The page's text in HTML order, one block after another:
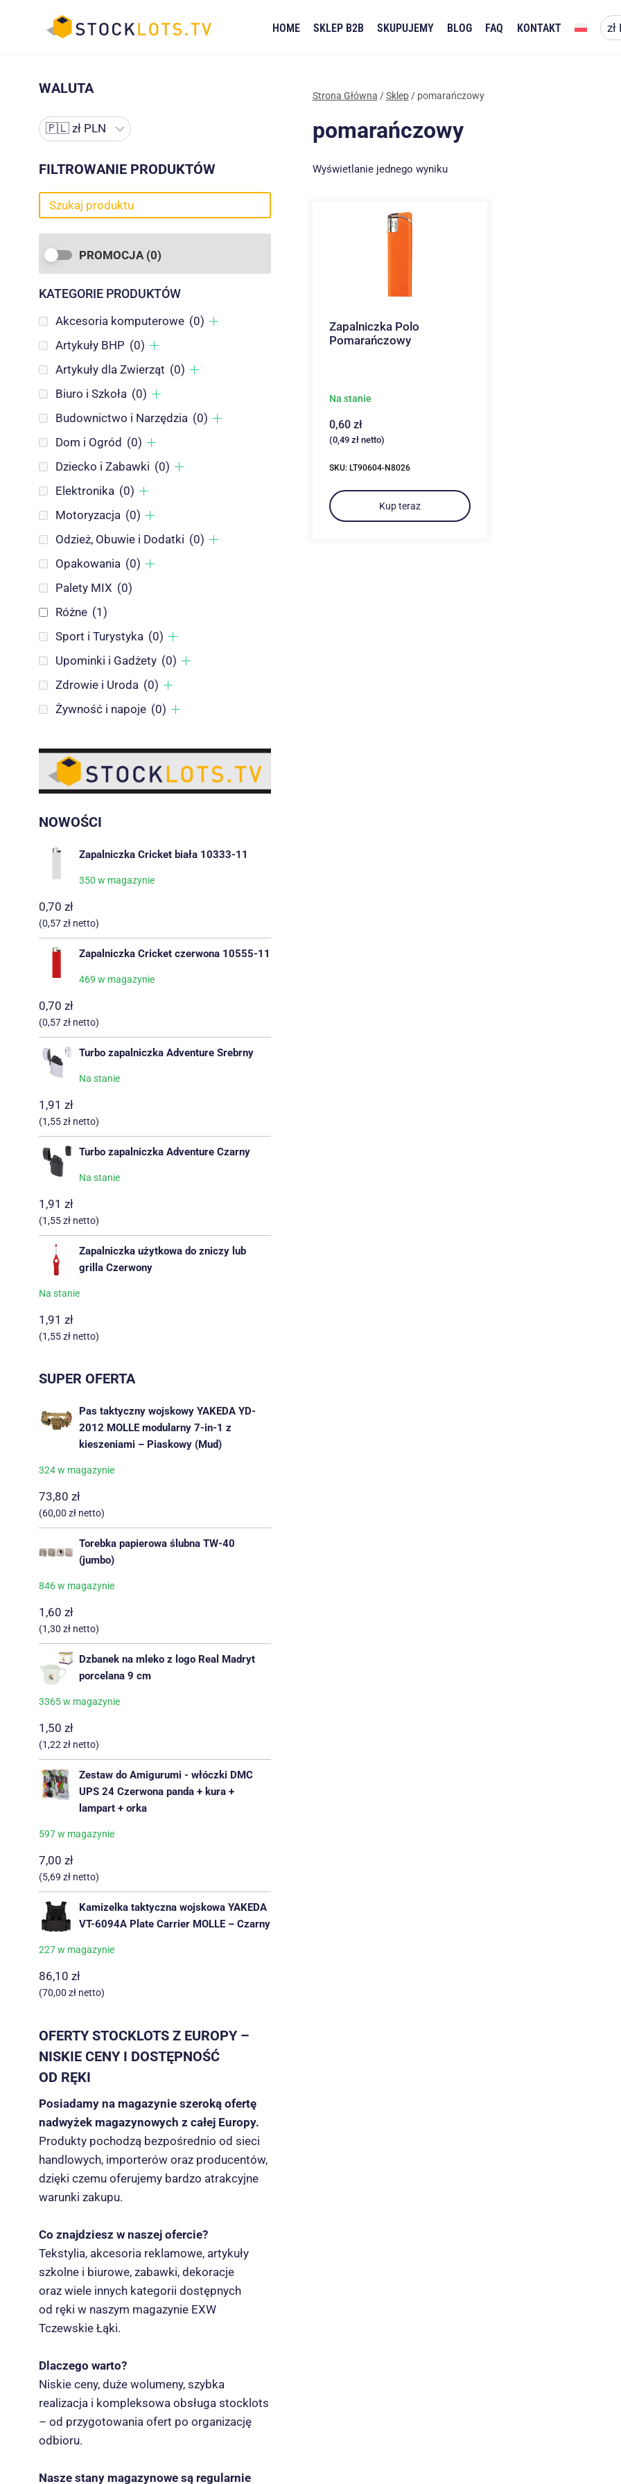
HOME SKLEP B2B SKUPUJEMY BLOG FAQ KONTAKT
Strona Główna / Sklep / pomarańczowy
pomarańczowy
Wyświetlanie jednego wyniku
Zapalniczka Polo
Pomarańczowy
Na stanie
0,60 zł
(0,49 zł netto)
SKU: LT90604-N8026
Kup teraz
WALUTA
FILTROWANIE PRODUKTÓW
PROMOCJA (0)
KATEGORIE PRODUKTÓW
Akcesoria komputerowe (0)
Artykuły BHP (0)
Artykuły dla Zwierząt (0)
Biuro i Szkoła (0)
Budownictwo i Narzędzia (0)
Dom i Ogród (0)
Dziecko i Zabawki (0)
Elektronika (0)
Motoryzacja (0)
Odzież, Obuwie i Dodatki (0)
Opakowania (0)
Palety MIX (0)
Różne (1)
Sport i Turystyka (0)
Upominki i Gadżety (0)
Zdrowie i Uroda (0)
Żywność i napoje (0)
NOWOŚCI
Zapalniczka Cricket biała 10333-11
350 w magazynie
0,70 zł
(0,57zł netto)
Zapalniczka Cricket czerwona 10555-11
469 w magazynie
0,70 zł
(0,57zł netto)
Turbo zapalniczka Adventure Srebrny
Na stanie
1,91 zł
(1,55zł netto)
Turbo zapalniczka Adventure Czarny
Na stanie
1,91 zł
(1,55zł netto)
Zapalniczka użytkowa do zniczy lub
grilla Czerwony
Na stanie
1,91 zł
(1,55zł netto)
SUPER OFERTA
Pas taktyczny wojskowy YAKEDA YD-
2012 MOLLE modularny 7-in-1 z
kieszeniami – Piaskowy (Mud)
324 w magazynie
73,80 zł
(60,00 zł netto)
Torebka papierowa ślubna TW-40
(jumbo)
846 w magazynie
1,60 zł
(1,30 zł netto)
Dzbanek na mleko z logo Real Madryt
porcelana 9 cm
3365 w magazynie
1,50 zł
(1,22zł netto)
Zestaw do Amigurumi - włóczki DMC
UPS 24 Czerwona panda + kura +
lampart + orka
597 w magazynie
7,00 zł
(5,69 zł netto)
Kamizelka taktyczna wojskowa YAKEDA
VT-6094A Plate Carrier MOLLE – Czarny
227 w magazynie
86,10 zł
(70,00 zł netto)
OFERTY STOCKLOTS Z EUROPY –
NISKIE CENY I DOSTĘPNOŚĆ
OD RĘKI
Posiadamy na magazynie szeroką ofertę
nadwyżek magazynowych z całej Europy.
Produkty pochodzą bezpośrednio od sieci
handlowych, importerów oraz producentów,
dzięki czemu oferujemy bardzo atrakcyjne
warunki zakupu.
Co znajdziesz w naszej ofercie?
Tekstylia, akcesoria reklamowe, artykuły
szkolne i biurowe, zabawki, dekoracje
oraz wiele innych kategorii dostępnych
od ręki w naszym magazynie EXW
Tczewskie Łąki.
Dlaczego warto?
Niskie ceny, duże wolumeny, szybka
realizacja i kompleksowa obsługa stocklots
– od przygotowania ofert po organizację
odbioru.
Nasze stany magazynowe są regularnie